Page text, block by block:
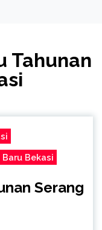
Tahunan
Bekasi
Serang